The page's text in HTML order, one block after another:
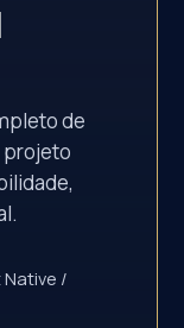
de
projeto
Native /